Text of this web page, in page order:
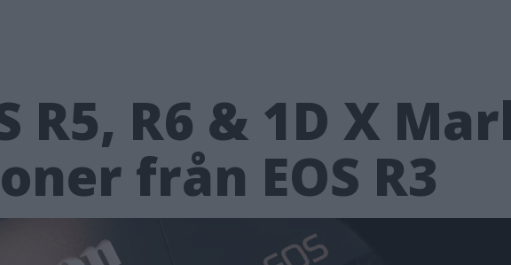
R5, R6 & 1D X
från EOS R3